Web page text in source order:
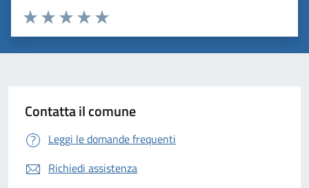
Valuta 5 stelle su 5
Valuta 4 stelle su 5
Valuta 3 stelle su 5
Valuta 2 stelle su 5
Valuta 1 stelle su 5
Contatta il comune
Leggi le domande frequenti
Richiedi assistenza